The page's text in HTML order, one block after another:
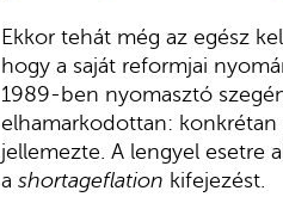
Ekkor tehát még az egész
hogy a saját reformjai
1989-ben nyomasztó
elhamarkodottan:
jellemezte. A lengyel esetre
a shortageflation kifejezést.